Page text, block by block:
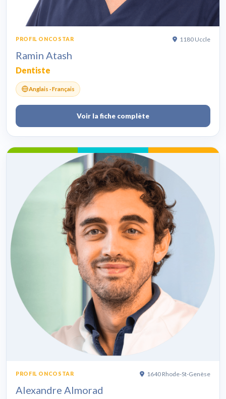
PROFIL ONCOSTAR 1180 Uccle
Ramin Atash
Dentiste
Anglais · Français
Voir la fiche complète
PROFIL ONCOSTAR 1640 Rhode-St-Genèse
Alexandre Almorad